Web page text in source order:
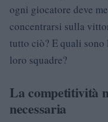
ogni giocatore deve
concentrarsi sulla
tutto ciò? E quali
loro squadre?
La competitività
necessaria